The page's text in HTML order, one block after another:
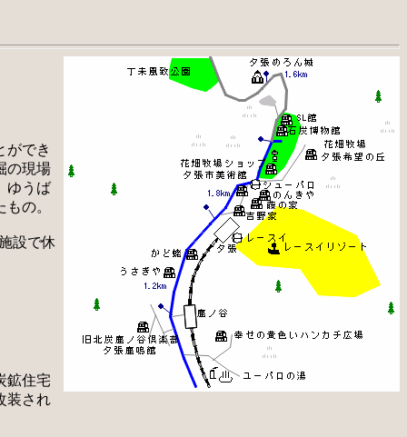
ができ
の現場
ゆうば
の。
設で休
鉱住宅
装され